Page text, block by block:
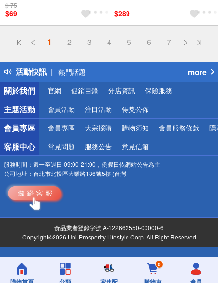
$ 75
$69 $289
1 2 3 4 5 6 7
活動快訊
偏遠地區配送
得獎公告
熱門話題
銀行優惠
偏遠地區配送
詐騙網頁！請小心！
more
關於我們
官網 促銷目錄 分店資訊 保險服務
主題活動 會員活動 注目活動 得獎公佈
會員專區 會員專區 大宗採購 購物須知 會員服務條款 隱
客服中心 常見問題 服務公告 意見信箱
服務時間： 週一至週日 09:00-21:00，例假日依網站公告為主
公司地址： 台北市北投區大業路136號5樓 (台灣)
食品業者登錄字號 A-122662550-00000-6
Copyright©2026 Uni-Prosperity Lifestyle Corp. All Right Reserved
0